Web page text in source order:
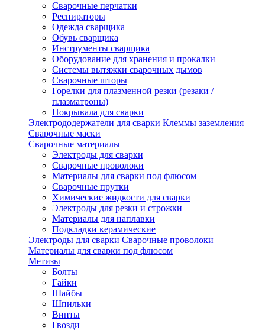
Сварочные перчатки
Респираторы
Одежда сварщика
Обувь сварщика
Инструменты сварщика
Оборудование для хранения и прокалки
Системы вытяжки сварочных дымов
Сварочные шторы
Горелки для плазменной резки (резаки /
плазматроны)
Покрывала для сварки
Электрододержатели для сварки Клеммы заземления
Сварочные маски
Сварочные материалы
Электроды для сварки
Сварочные проволоки
Материалы для сварки под флюсом
Сварочные прутки
Химические жидкости для сварки
Электроды для резки и строжки
Материалы для наплавки
Подкладки керамические
Электроды для сварки Сварочные проволоки
Материалы для сварки под флюсом
Метизы
Болты
Гайки
Шайбы
Шпильки
Винты
Гвозди